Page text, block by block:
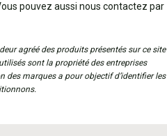
pouvez aussi nous contactez par
agréé des produits présentés sur ce site
sont la propriété des entreprises
des marques a pour objectif d’identifier les